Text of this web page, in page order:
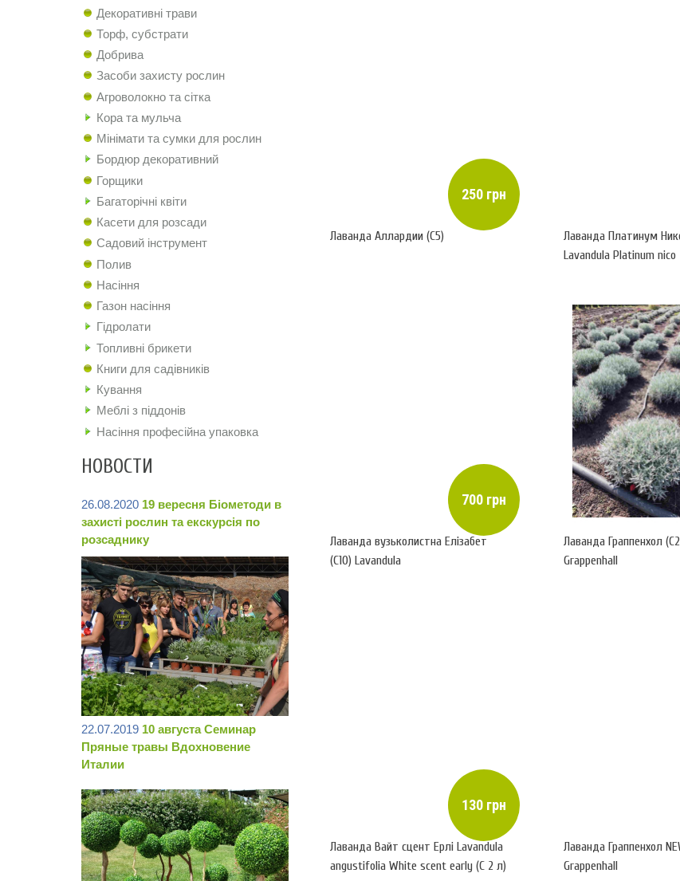
Декоративні трави
Торф, субстрати
Добрива
Засоби захисту рослин
Агроволокно та сітка
Кора та мульча
Мінімати та сумки для рослин
Бордюр декоративний
Горщики
Багаторічні квіти
Касети для розсади
Садовий інструмент
Полив
Насіння
Газон насіння
Гідролати
Топливні брикети
Книги для садівників
Кування
Меблі з піддонів
Насіння професійна упаковка
НОВОСТИ
26.08.2020 19 вересня Біометоди в
захисті рослин та екскурсія по
розсаднику
22.07.2019 10 августа Семинар
Пряные травы Вдохновение
Италии
250 грн
Лаванда Аллардии (С5)
Лаванда Платинум
Lavandula Platinum nico
700 грн
Лаванда вузьколистна Елізабет
(С10) Lavandula
Лаванда Граппенхол
Grappenhall
130 грн
Лаванда Вайт сцент Ерлі Lavandula
angustifolia White scent early (С 2 л)
Лаванда Граппенхол
Grappenhall